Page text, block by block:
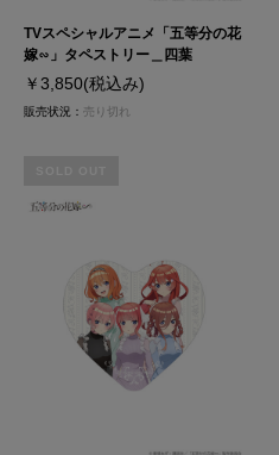
TVスペシャルアニメ「五等分の花
嫁∽」タペストリー＿四葉
￥3,850(税込み)
販売状況： 売り切れ